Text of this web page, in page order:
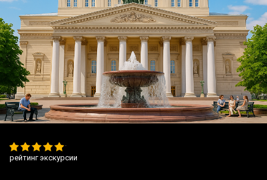
рейтинг экскурсии